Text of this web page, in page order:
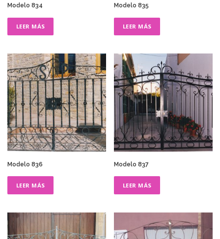
Modelo 834
LEER MÁS
Modelo 835
LEER MÁS
Modelo 836
LEER MÁS
Modelo 837
LEER MÁS